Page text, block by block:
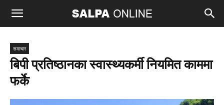
समाचार
बिपी प्रतिष्ठानका स्वास्थ्यकर्मी नियमित काममा
फर्के